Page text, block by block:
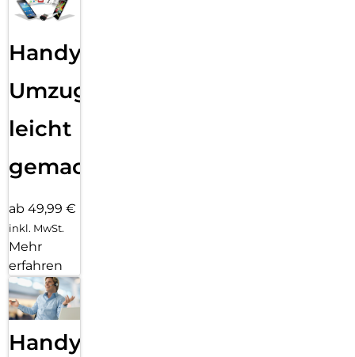
Handy
Umzug
leicht
gemacht!
ab 49,99 €
inkl. MwSt.
Mehr
erfahren
Handy